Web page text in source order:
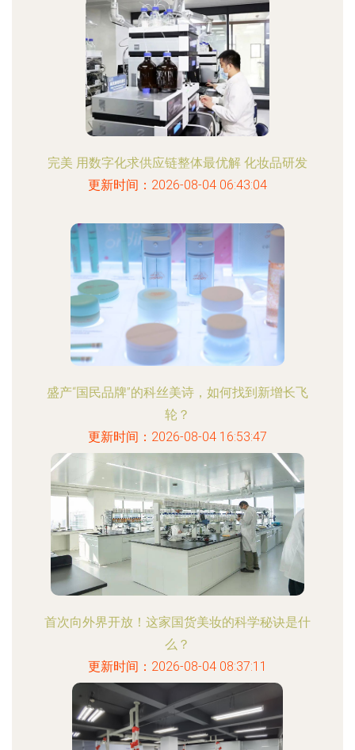
完美 用数字化求供应链整体最优解 化妆品研发
更新时间：2026-08-04 06:43:04
盛产“国民品牌”的科丝美诗，如何找到新增长飞
轮？
更新时间：2026-08-04 16:53:47
首次向外界开放！这家国货美妆的科学秘诀是什
么？
更新时间：2026-08-04 08:37:11